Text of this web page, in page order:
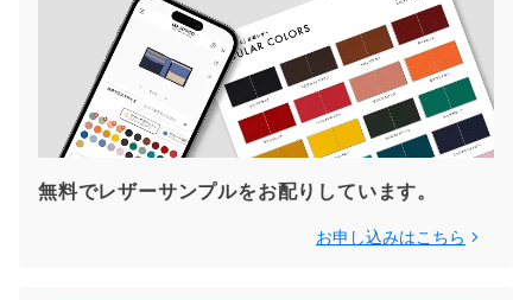
無料でレザーサンプルをお配りしています。
お申し込みはこちら